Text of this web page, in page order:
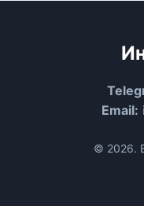
Email:
© 2026.